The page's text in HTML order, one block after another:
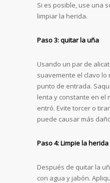
Si es posible, use una
limpiar la herida.
Paso 3: quitar la uña
Usando un par de
suavemente el clavo lo
punto de entrada.
lenta y constante en el
entró. Evite torcer o
puede causar más
Paso 4: Limpie la herida
Después de quitar la
con agua y jabón.